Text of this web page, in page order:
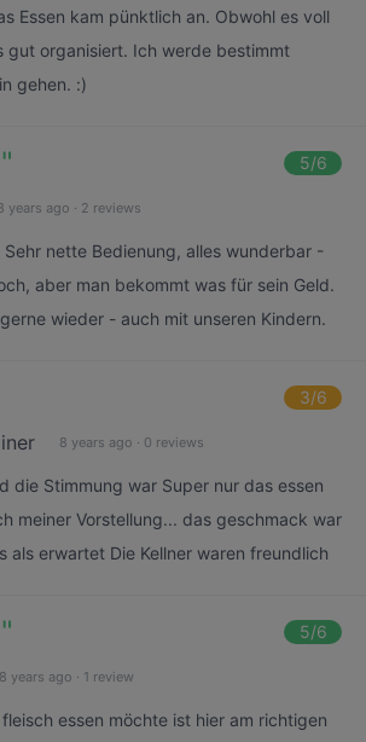
Essen kam pünktlich an. Obwohl es voll
gut organisiert. Ich werde bestimmt
gehen. :)
" 5/6
years ago · 2 reviews
Sehr nette Bedienung, alles wunderbar -
aber man bekommt was für sein Geld.
wieder - auch mit unseren Kindern.
3/6
8 years ago · 0 reviews
die Stimmung war Super nur das essen
meiner Vorstellung... das geschmack war
als erwartet Die Kellner waren freundlich
" 5/6
8 years ago · 1 review
essen möchte ist hier am richtigen